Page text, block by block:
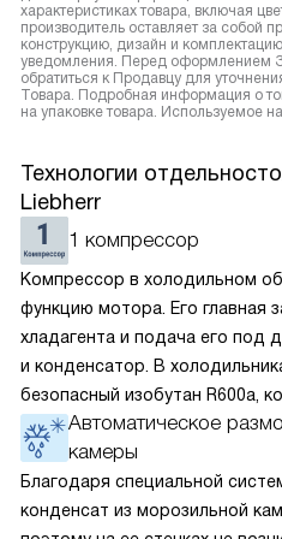
характеристиках товара, включая
производитель оставляет за собой
конструкцию, дизайн и
уведомления. Перед оформлением
обратиться к Продавцу для
Товара. Подробная информация о
на упаковке товара. Используемое
Технологии
Liebherr
1 компрессор
Компрессор в холодильном
функцию мотора. Его главная
хладагента и подача его под
и конденсатор. В
безопасный изобутан R600a,
окружающей среде.
по охладительному контуру
лучше работает «мотор»
и быстрее происходит
Автоматическое
камеры
Благодаря специальной
конденсат из морозильной